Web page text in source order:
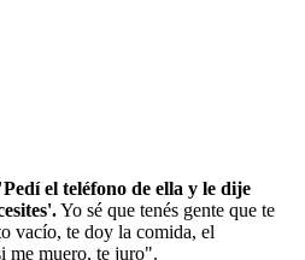
el teléfono de ella y le dije
Yo sé que tenés gente que te
vacío, te doy la comida, el
me muero, te juro".